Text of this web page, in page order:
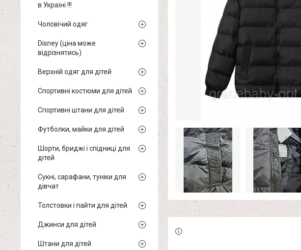
в Україні !!!
Чоловічий одяг
Disney (ціна може
відрізнятись)
Верхній одяг для дітей
Спортивні костюми для дітей
Спортивні штани для дітей
Футболки, майки для дітей
Шорти, бриджі і спідниці для
дітей
Сукні, сарафани, туніки для
дівчат
Толстовки і пайти для дітей
Джинси для дітей
Штани для дітей